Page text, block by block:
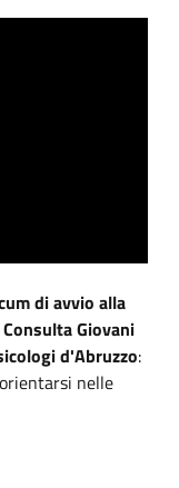
di avvio alla
Consulta Giovani
d'Abruzzo:
nelle